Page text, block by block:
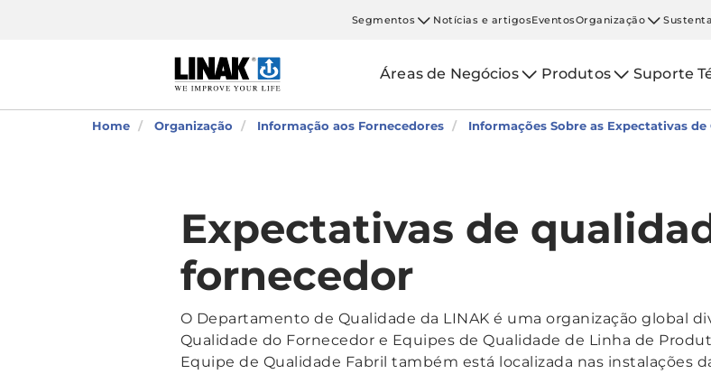
Segmentos Notícias e artigosEventosOrganização
Áreas de Negócios Produtos Suporte
Home Organização Informação aos Fornecedores Informações Sobre as Expectativas de
Expectativas de
fornecedor
O Departamento de Qualidade da LINAK é uma organização global
Qualidade do Fornecedor e Equipes de Qualidade de Linha de
Equipe de Qualidade Fabril também está localizada nas instalações